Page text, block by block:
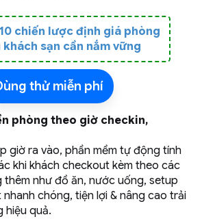
10 chiến lược định giá phòng
khách sạn cần nắm vững
thử miễn phí
phòng theo giờ checkin,
giờ ra vào, phần mềm tự động tính
khi khách checkout kèm theo các
thêm như đồ ăn, nước uống, setup
chóng, tiện lợi & nâng cao trải
hiệu quả.